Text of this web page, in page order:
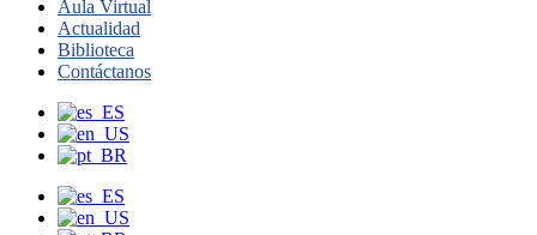
Aula Virtual
Actualidad
Biblioteca
Contáctanos